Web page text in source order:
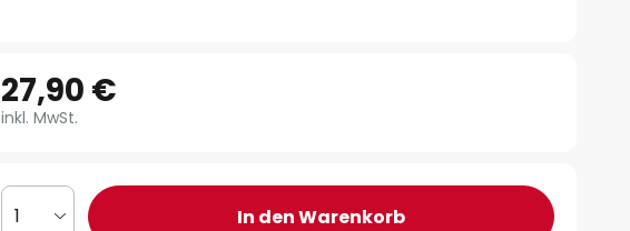
27,90 €
inkl. MwSt.
1 In den Warenkorb